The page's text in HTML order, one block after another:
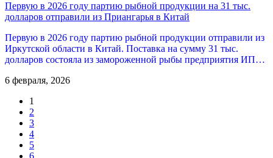
Первую в 2026 году партию рыбной продукции на 31 тыс.
долларов отправили из Приангарья в Китай
Первую в 2026 году партию рыбной продукции отправили из
Иркутской области в Китай. Поставка на сумму 31 тыс.
долларов состояла из замороженной рыбы предприятия ИП…
6 февраля, 2026
1
2
3
4
5